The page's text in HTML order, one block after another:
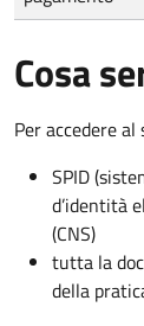
Cosa
Per accedere
SPID
d’identità
(CNS)
tutta la
della